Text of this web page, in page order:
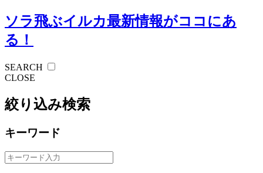
ソラ飛ぶイルカ最新情報がココにあ
る！
SEARCH
CLOSE
絞り込み検索
キーワード